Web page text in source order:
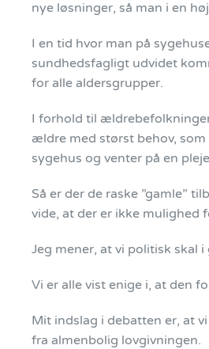
nye løsninger, så man i en
I en tid hvor man på
sundhedsfagligt udvidet
for alle aldersgrupper.
I forhold til
ældre med størst behov,
sygehus og venter på en
Så er der de raske ”gamle”
vide, at der er ikke mulighed
Jeg mener, at vi politisk skal
Vi er alle vist enige i, at den
Mit indslag i debatten er, at
fra almenbolig lovgivningen.